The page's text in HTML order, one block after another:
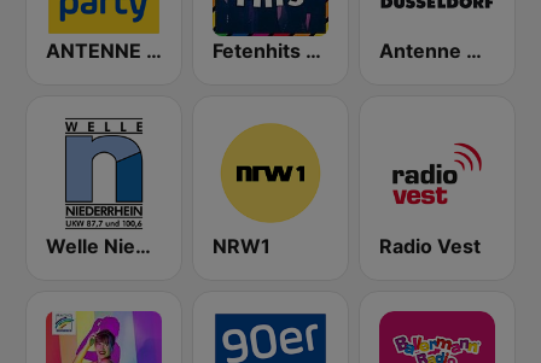
ANTENNE BAYERN Mallorca Party Fetenhits - von 80er 90er OLDIE ANTENNE Antenne Düsseldorf
Welle Niederrhein NRW1 Radio Vest